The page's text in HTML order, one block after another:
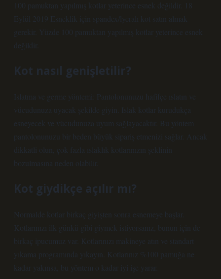
100 pamuktan yapılmış kotlar yeterince esnek değildir. 18
Eylül 2019 Esneklik için spandex/lycralı kot satın almak
gerekir. Yüzde 100 pamuktan yapılmış kotlar yeterince esnek
değildir.
Kot nasıl genişletilir?
Islatma ve germe yöntemi: Pantolonunuzu hafifçe ıslatın ve
vücudunuza uyacak şekilde giyin. Islak kotlar kurudukça
esneyecek ve vücudunuza uyum sağlayacaktır. Bu yöntem
pantolonunuzu bir beden büyük sipariş etmenizi sağlar. Ancak
dikkatli olun, çok fazla ıslaklık kotlarınızın şeklinin
bozulmasına neden olabilir.
Kot giydikçe açılır mı?
Normalde kotlar birkaç giyişten sonra esnemeye başlar.
Kotlarınızı ilk günkü gibi giymek istiyorsanız, bunun için de
birkaç ipucumuz var. Kotlarınızı makineye atın ve standart
yıkama programında yıkayın. Kotlarınız %100 pamuğa ne
kadar yakınsa, bu yöntem o kadar iyi işe yarar.